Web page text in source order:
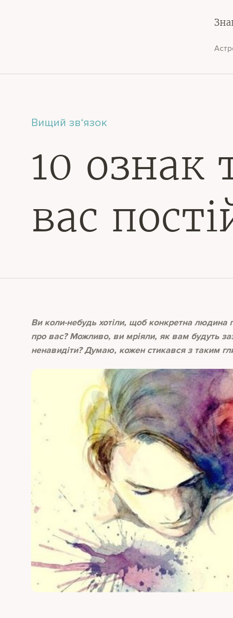
Вищий зв‘язок
10 ознак
вас
Ви коли-небудь хотіли, щоб конкретна людина
про вас? Можливо, ви мріяли, як вам будуть
ненавидіти? Думаю, кожен стикався з таким